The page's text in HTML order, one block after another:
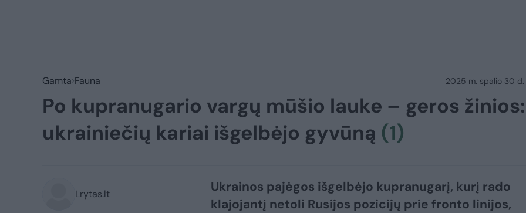
Gamta Fauna 2025 m. spalio 30 d.
Po kupranugario vargų mūšio lauke – geros žinios:
ukrainiečių kariai išgelbėjo gyvūną (1)
Lrytas.lt
Ukrainos pajėgos išgelbėjo kupranugarį, kurį rado
klajojantį netoli Rusijos pozicijų prie fronto linijos,